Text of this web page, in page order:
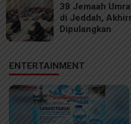
38 Jemaah
di Jeddah,
Dipulangkan
ENTERTAINMENT